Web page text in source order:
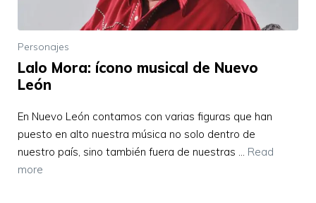
Personajes
Lalo Mora: ícono musical de Nuevo
León
En Nuevo León contamos con varias figuras que han
puesto en alto nuestra música no solo dentro de
nuestro país, sino también fuera de nuestras … Read
more